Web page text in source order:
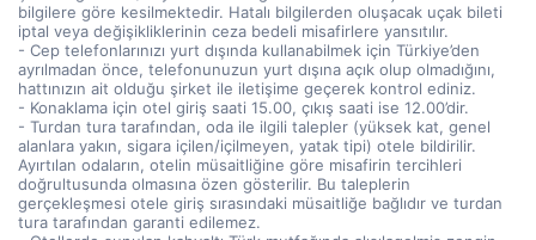
bilgilere göre kesilmektedir. Hatalı bilgilerden oluşacak uçak bileti
iptal veya değişikliklerinin ceza bedeli misafirlere yansıtılır.
- Cep telefonlarınızı yurt dışında kullanabilmek için Türkiye’den
ayrılmadan önce, telefonunuzun yurt dışına açık olup olmadığını,
hattınızın ait olduğu şirket ile iletişime geçerek kontrol ediniz.
- Konaklama için otel giriş saati 15.00, çıkış saati ise 12.00’dir.
- Turdan tura tarafından, oda ile ilgili talepler (yüksek kat, genel
alanlara yakın, sigara içilen/içilmeyen, yatak tipi) otele bildirilir.
Ayırtılan odaların, otelin müsaitliğine göre misafirin tercihleri
doğrultusunda olmasına özen gösterilir. Bu taleplerin
gerçekleşmesi otele giriş sırasındaki müsaitliğe bağlıdır ve turdan
tura tarafından garanti edilemez.